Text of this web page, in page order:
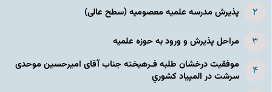
پذیرش مدرسه علمیه معصومیه‌ (سطح عالی)
مراحل پذیرش و ورود به حوزه علمیه
موفقیت درخشان طلبه فـرهیخته جناب آقای امیرحسین موحدی
سرشت در المپياد كشوري